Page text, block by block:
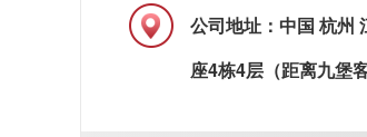
公司地址：中国 杭州
座4栋4层（距离九堡